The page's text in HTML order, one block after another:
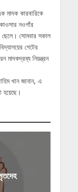
মাদক কারবারিকে
নওগাঁর
ছেলে। সোমবার সকাল
গেটের
মাদকদ্রব্য নিয়ন্ত্রন
খান জানান, এ
হয়েছে।